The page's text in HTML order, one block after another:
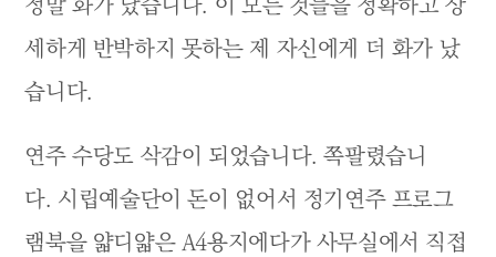
정말 화가 났습니다. 이 모든 것들을 정확하고 상
세하게 반박하지 못하는 제 자신에게 더 화가 났
습니다.
연주 수당도 삭감이 되었습니다. 쪽팔렸습니
다. 시립예술단이 돈이 없어서 정기연주 프로그
램북을 얇디얇은 A4용지에다가 사무실에서 직접